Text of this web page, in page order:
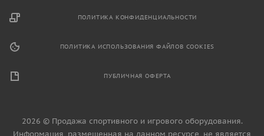
ПОЛИТИКА КОНФИДЕНЦИАЛЬНОСТИ
ПОЛИТИКА ИСПОЛЬЗОВАНИЯ ФАЙЛОВ COOKIES
ПУБЛИЧНАЯ ОФЕРТА
2026 © Продажа спортивного и игрового оборудования.
Информация, размещенная на данном ресурсе, не является